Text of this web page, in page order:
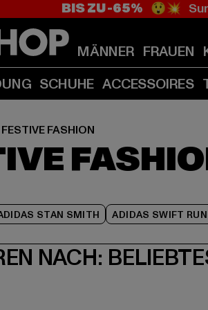
BIS ZU -65% 😲💥
MÄNNER FRAUEN
SCHUHE ACCESSOIRES
FESTIVE FASHION
STAN SMITH ADIDAS SWIFT RUN
NACH: